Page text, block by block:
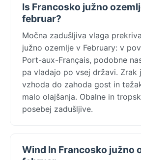
Is Francosko južno
februar?
Močna zadušljiva vlaga
južno ozemlje v February: v
Port-aux-Français, podobne
pa vladajo po vsej državi. Zrak
vzhoda do zahoda gost in
malo olajšanja. Obalne in
posebej zadušljive.
Wind In Francosko južno